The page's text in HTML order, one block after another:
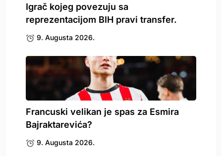
Igrač kojeg povezuju sa
reprezentacijom BIH pravi transfer.
9. Augusta 2026.
Francuski velikan je spas za Esmira
Bajraktarevića?
9. Augusta 2026.